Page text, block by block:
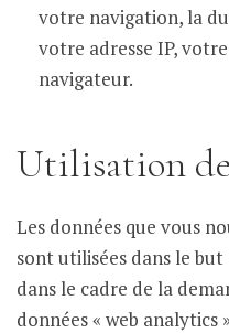
votre navigation, la
votre adresse IP,
navigateur.
Utilisation
Les données que vous
sont utilisées dans le
dans le cadre de la
données « web